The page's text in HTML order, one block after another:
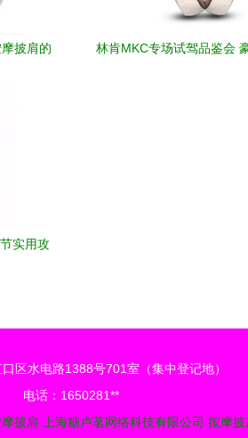
披肩的
林肯MKC专场试驾品鉴会
实用攻
区水电路1388号701室（集中登记地）
电话：1650281**
披肩 上海糖卢茗网络科技有限公司 按摩披